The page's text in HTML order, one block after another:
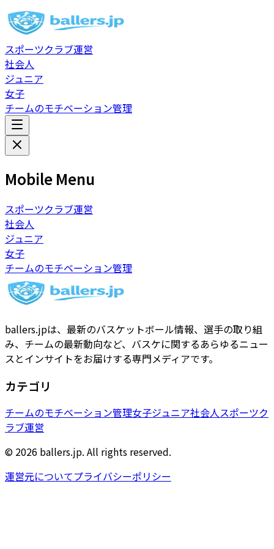
スポーツクラブ運営
社会人
ジュニア
女子
チームのモチベーション管理
Mobile Menu
スポーツクラブ運営
社会人
ジュニア
女子
チームのモチベーション管理
ballers.jpは、最新のバスケットボール情報、選手の取り組
み、チームの最新動向など、バスケに関するあらゆるニュー
スとインサイトをお届けする専門メディアです。
カテゴリ
チームのモチベーション管理女子ジュニア社会人スポーツク
ラブ運営
© 2026 ballers.jp. All rights reserved.
運営元についてプライバシーポリシー